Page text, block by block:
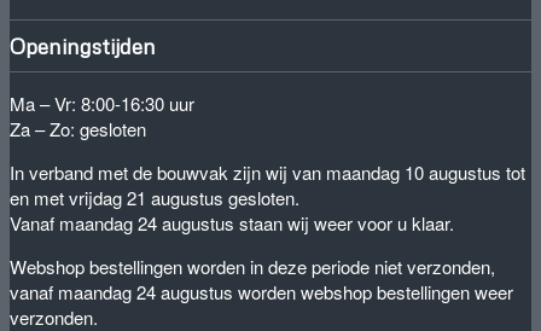
Openingstijden
Ma – Vr: 8:00-16:30 uur
Za – Zo: gesloten
In verband met de bouwvak zijn wij van maandag 10 augustus tot
en met vrijdag 21 augustus gesloten.
Vanaf maandag 24 augustus staan wij weer voor u klaar.
Webshop bestellingen worden in deze periode niet verzonden,
vanaf maandag 24 augustus worden webshop bestellingen weer
verzonden.